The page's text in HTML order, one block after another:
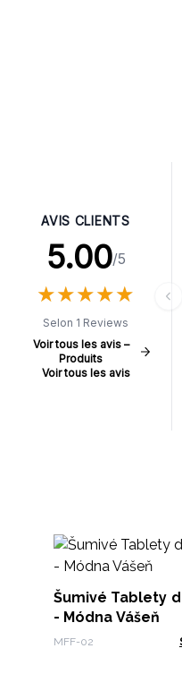
AVIS CLIENTS
5.00/5
★★★★★
★★★★★
Selon 1 Reviews
Voir tous les avis –
Produits
Voir tous les avis
Šumivé Tablety
- Módna Vášeň
MFF-02